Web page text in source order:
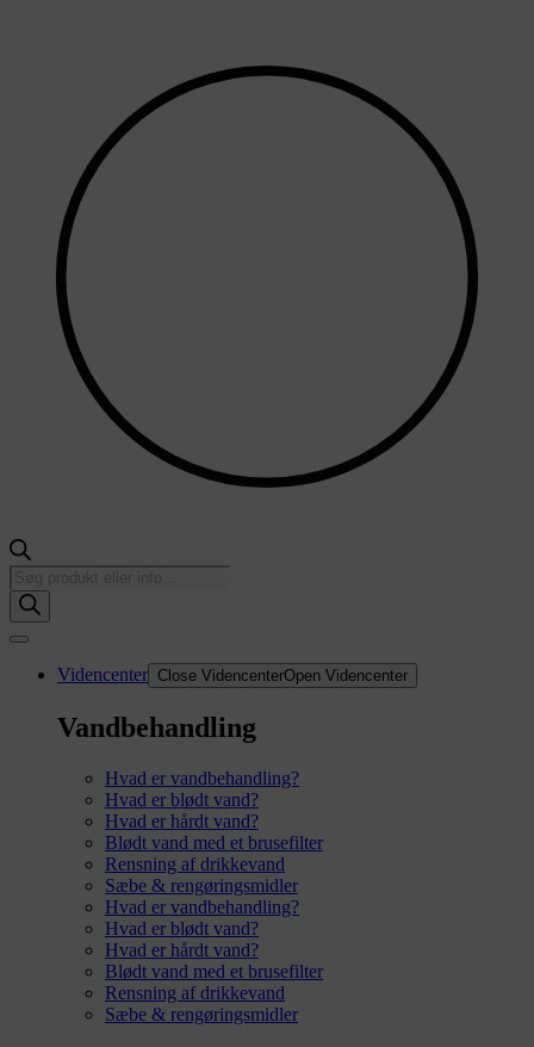
Products
search
Videncenter Close VidencenterOpen Videncenter
Vandbehandling
Hvad er vandbehandling?
Hvad er blødt vand?
Hvad er hårdt vand?
Blødt vand med et brusefilter
Rensning af drikkevand
Sæbe & rengøringsmidler
Hvad er vandbehandling?
Hvad er blødt vand?
Hvad er hårdt vand?
Blødt vand med et brusefilter
Rensning af drikkevand
Sæbe & rengøringsmidler